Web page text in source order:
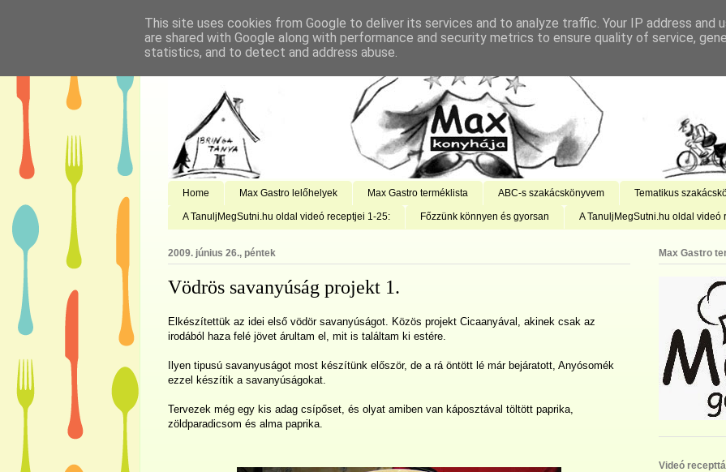
Home Max Gastro lelőhelyek Max Gastro terméklista ABC-s szakácskönyvem Tematikus
A TanuljMegSutni.hu oldal videó receptjei 1-25: Főzzünk könnyen és gyorsan A TanuljMegSutni.hu oldal videó
2009. június 26., péntek
Vödrös savanyúság projekt 1.
Elkészítettük az idei első vödör savanyúságot. Közös projekt Cicaanyával, akinek csak az
irodából haza felé jövet árultam el, mit is találtam ki estére.
Ilyen tipusú savanyuságot most készítünk először, de a rá öntött lé már bejáratott, Anyósomék
ezzel készítik a savanyúságokat.
Tervezek még egy kis adag csípőset, és olyat amiben van káposztával töltött paprika,
zöldparadicsom és alma paprika.
Max Gastro
Videó
This site uses cookies from Google to deliver its services and to analyze traffic. Your IP address and
are shared with Google along with performance and security metrics to ensure quality of service,
statistics, and to detect and address abuse.